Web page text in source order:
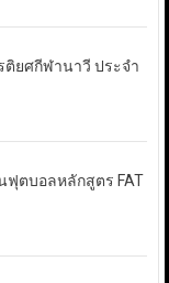
ติยศกีฬานาวี ประจำ
ฟุตบอลหลักสูตร FAT